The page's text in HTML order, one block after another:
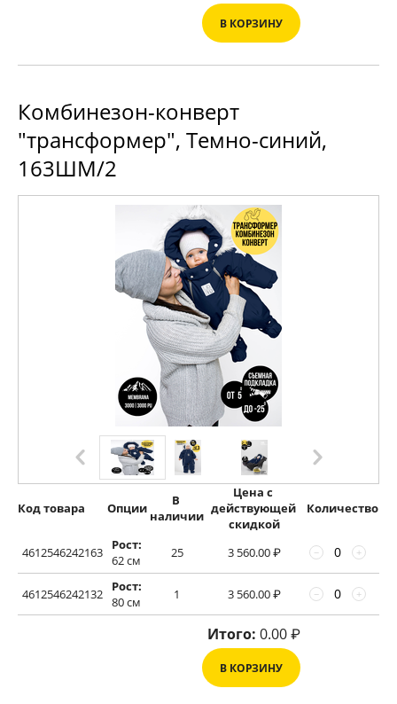
В КОРЗИНУ
Комбинезон-конверт
"трансформер", Темно-синий,
163ШМ/2
Код товара Опции
В
наличии
Цена с
действующей
скидкой
Количество
4612546242163
Рост:
62 см
25 3 560.00₽ +
−
4612546242132
Рост:
80 см
1 3 560.00₽ +
−
Итого: 0.00₽
В КОРЗИНУ